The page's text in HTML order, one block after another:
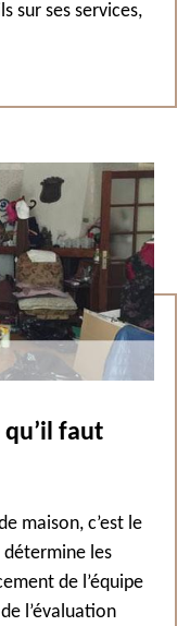
sur ses services,
qu’il faut
maison, c’est le
détermine les
de l’équipe
l’évaluation